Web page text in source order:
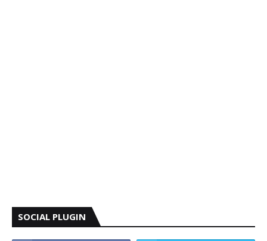
SOCIAL PLUGIN